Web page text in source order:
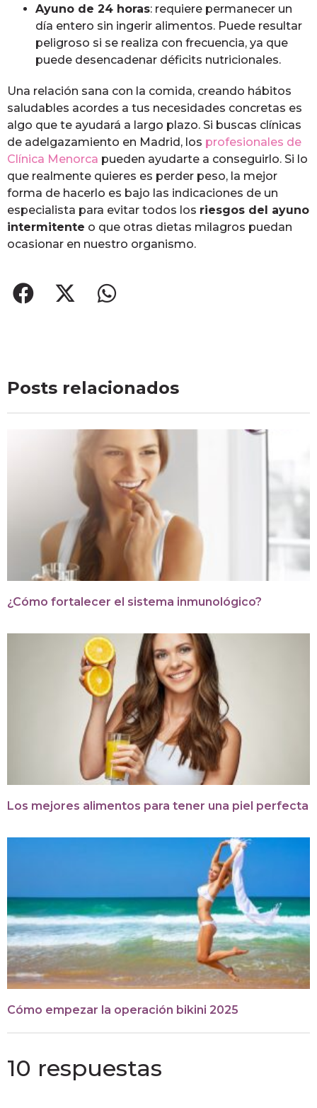
Ayuno de 24 horas: requiere permanecer un
día entero sin ingerir alimentos. Puede resultar
peligroso si se realiza con frecuencia, ya que
puede desencadenar déficits nutricionales.
Una relación sana con la comida, creando hábitos
saludables acordes a tus necesidades concretas es
algo que te ayudará a largo plazo. Si buscas clínicas
de adelgazamiento en Madrid, los profesionales de
Clínica Menorca pueden ayudarte a conseguirlo. Si lo
que realmente quieres es perder peso, la mejor
forma de hacerlo es bajo las indicaciones de un
especialista para evitar todos los riesgos del ayuno
intermitente o que otras dietas milagros puedan
ocasionar en nuestro organismo.
Posts relacionados
¿Cómo fortalecer el sistema inmunológico?
Los mejores alimentos para tener una piel perfecta
Cómo empezar la operación bikini 2025
10 respuestas